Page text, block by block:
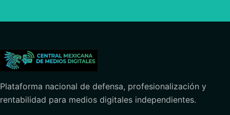
Plataforma nacional de defensa, profesionalización y
rentabilidad para medios digitales independientes.